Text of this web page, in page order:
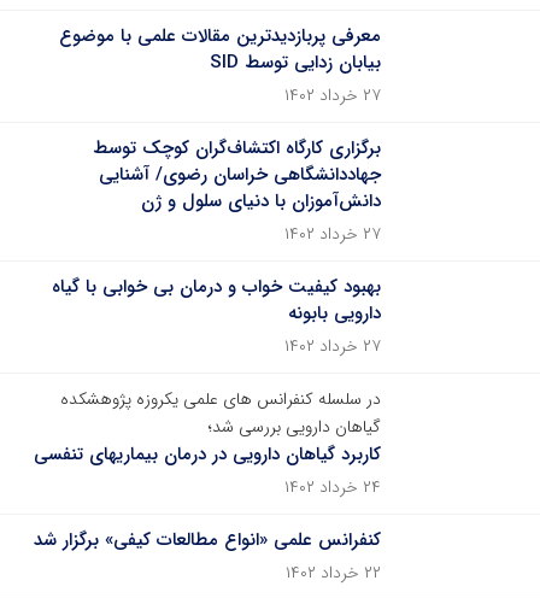
معرفی پربازدیدترین مقالات علمی با موضوع
بیابان زدایی توسط SID
۲۷ خرداد ۱۴۰۲
برگزاری کارگاه اکتشاف‌گران کوچک توسط
جهاددانشگاهی خراسان رضوی/ آشنایی
دانش‌آموزان با دنیای سلول و ژن
۲۷ خرداد ۱۴۰۲
بهبود کیفیت خواب و درمان بی خوابی با گیاه
دارویی بابونه
۲۷ خرداد ۱۴۰۲
در سلسله کنفرانس های علمی یکروزه پژوهشکده
گیاهان دارویی بررسی شد؛
کاربرد گیاهان دارویی در درمان بیماریهای تنفسی
۲۴ خرداد ۱۴۰۲
کنفرانس علمی «انواع مطالعات کیفی» برگزار شد
۲۲ خرداد ۱۴۰۲